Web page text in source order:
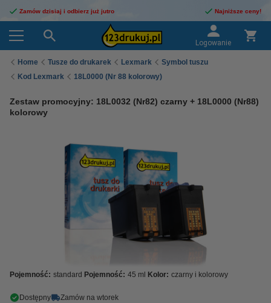
Zamów dzisiaj i odbierz już jutro Najniższe ceny!
Logowanie
Home Tusze do drukarek Lexmark
Symbol tuszu
Kod Lexmark
18L0000 (Nr 88 kolorowy)
Zestaw promocyjny: 18L0032 (Nr82) czarny + 18L0000 (Nr88)
kolorowy
Pojemność: standard Pojemność: 45 ml Kolor: czarny i kolorowy
Dostępny Zamów na wtorek